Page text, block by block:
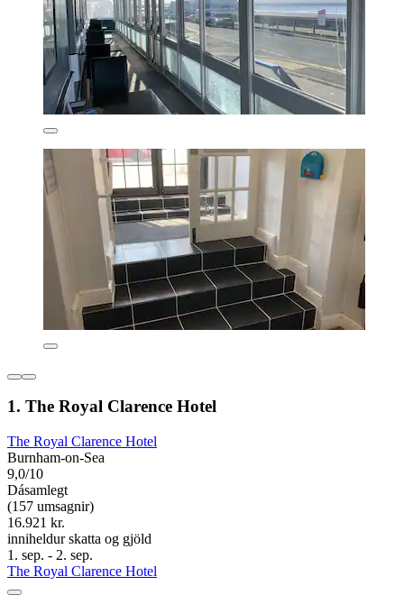
1. The Royal Clarence Hotel
The Royal Clarence Hotel
Burnham-on-Sea
9,0/10
Dásamlegt
(157 umsagnir)
16.921 kr.
inniheldur skatta og gjöld
1. sep. - 2. sep.
The Royal Clarence Hotel